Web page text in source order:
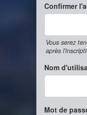
Confirmer
Vous serez
après
Nom
Mot de